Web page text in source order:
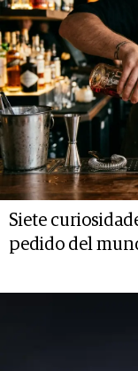
Siete
pedido del